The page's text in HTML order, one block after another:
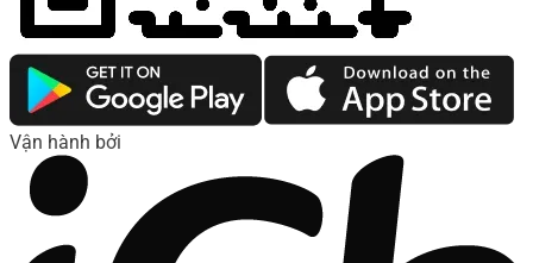
Vận hành bởi